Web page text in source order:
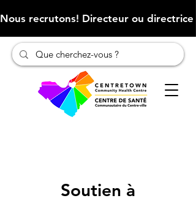
Nous recrutons! Directeur ou
Soutien à